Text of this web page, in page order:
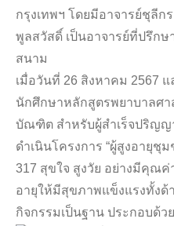
กรุงเทพฯ โดยมีอาจารย์ชุลี
พูลสวัสดิ์ เป็นอาจารย์ที่ปรึก
สนาม
เมื่อวันที่ 26 สิงหาคม 2567
นักศึกษาหลักสูตรพยาบาลศ
บัณฑิต สำหรับผู้สำเร็จปริญญ
ดำเนินโครงการ “ผู้สูงอายุชุ
317 สุขใจ สูงวัย อย่างมีคุณค่
อายุให้มีสุขภาพแข็งแรงทั้งด้
กิจกรรมเป็นฐาน ประกอบด้วย